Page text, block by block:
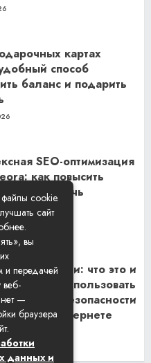
картах
способ
баланс и подарить
SEO-оптимизация
как повысить
и привлечь
прокси: что это и
использовать
безопасности
в интернете
cookie.
сайт
вы
и передачей
веб-
нет —
браузера
данных и